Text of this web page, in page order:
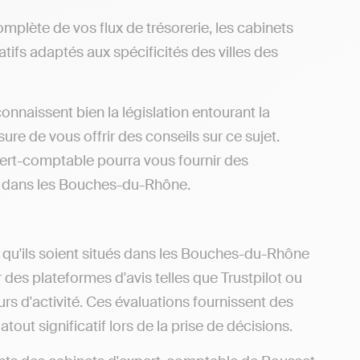
de vos flux de trésorerie, les cabinets
adaptés aux spécificités des villes des
bien la législation entourant la
de vous offrir des conseils sur ce sujet.
comptable pourra vous fournir des
les Bouches-du-Rhône.
soient situés dans les Bouches-du-Rhône
plateformes d'avis telles que Trustpilot ou
d'activité. Ces évaluations fournissent des
significatif lors de la prise de décisions.